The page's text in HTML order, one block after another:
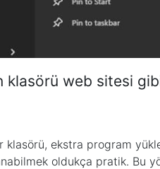
web sitesi
klasörü, ekstra program
oldukça pratik. Bu